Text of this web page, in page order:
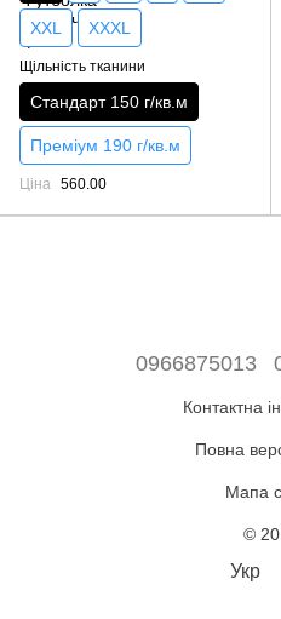
XXL XXXL
Щільність тканини
Стандарт 150 г/кв.м
Преміум 190 г/кв.м
Ціна 560.00
0966875013
Контактна
Повна
Мапа
©
Укр